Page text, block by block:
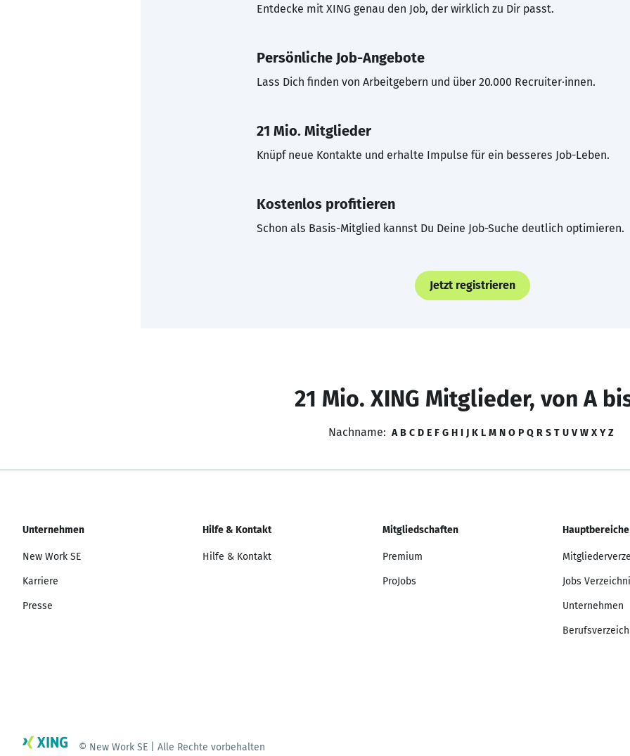
Entdecke mit XING genau den Job, der wirklich zu Dir passt.
Persönliche Job-Angebote
Lass Dich finden von Arbeitgebern und über 20.000 Recruiter·innen.
21 Mio. Mitglieder
Knüpf neue Kontakte und erhalte Impulse für ein besseres Job-Leben.
Kostenlos profitieren
Schon als Basis-Mitglied kannst Du Deine Job-Suche deutlich optimieren.
Jetzt registrieren
21 Mio. XING Mitglieder, von A
Nachname: A B C D E F G H I J K L M N O P Q R S T U V W X Y Z
Unternehmen
New Work SE
Karriere
Presse
Hilfe & Kontakt
Hilfe & Kontakt
Mitgliedschaften
Premium
ProJobs
Hauptbereiche
Jobs
Unternehmen
© New Work SE | Alle Rechte vorbehalten